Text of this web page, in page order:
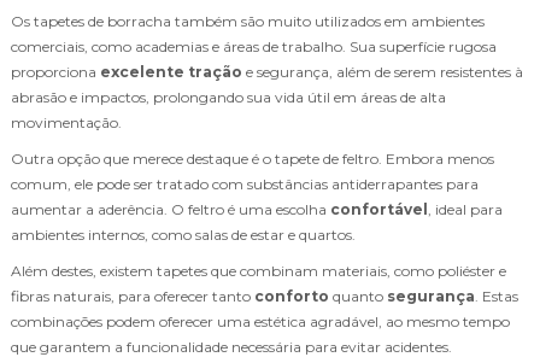
Os tapetes de borracha também são muito utilizados em ambientes
comerciais, como academias e áreas de trabalho. Sua superfície rugosa
proporciona excelente tração e segurança, além de serem resistentes à
abrasão e impactos, prolongando sua vida útil em áreas de alta
movimentação.
Outra opção que merece destaque é o tapete de feltro. Embora menos
comum, ele pode ser tratado com substâncias antiderrapantes para
aumentar a aderência. O feltro é uma escolha confortável , ideal para
ambientes internos, como salas de estar e quartos.
Além destes, existem tapetes que combinam materiais, como poliéster e
fibras naturais, para oferecer tanto conforto quanto segurança . Estas
combinações podem oferecer uma estética agradável, ao mesmo tempo
que garantem a funcionalidade necessária para evitar acidentes.